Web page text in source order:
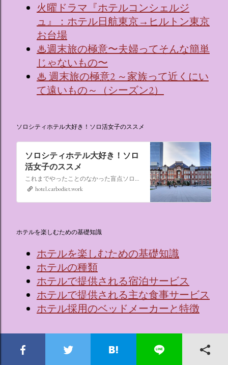
火曜ドラマ『ホテルコンシェルジ
ュ』：ホテル日航東京→ヒルトン東京
お台場
♨週末旅の極意〜夫婦ってそんな簡単
じゃないもの〜
♨ 週末旅の極意2 ～家族って近くにい
て遠いもの～（シーズン2）
ソロシティホテル大好き！ソロ活女子のススメ
ソロシティホテル大好き！ソロ
活女子のススメ
これまでやったことのなかった盲点ソロ活、“なんでもない日にシティホテルに泊まる”。ソロ活女子のススメ,ソロシティホテル
hotel.carbodiet.work
ホテルを楽しむための基礎知識
ホテルを楽しむための基礎知識
ホテルの種類
ホテルで提供される宿泊サービス
ホテルで提供される主な食事サービス
ホテル採用のベッドメーカーと特徴
ホテルでワインを楽しむための基礎知識